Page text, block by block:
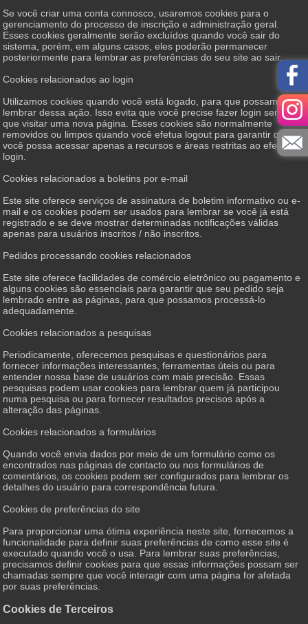
Se você criar uma conta connosco, usaremos cookies para o
gerenciamento do processo de inscrição e administração geral.
Esses cookies geralmente serão excluídos quando você sair do
sistema, porém, em alguns casos, eles poderão permanecer
posteriormente para lembrar as preferências do seu site ao sair.
Cookies relacionados ao login
Utilizamos cookies quando você está logado, para que possamos
lembrar dessa ação. Isso evita que você precise fazer login sempre
que visitar uma nova página. Esses cookies são normalmente
removidos ou limpos quando você efetua logout para garantir que
você possa acessar apenas a recursos e áreas restritas ao efetuar
login.
Cookies relacionados a boletins por e-mail
Este site oferece serviços de assinatura de boletim informativo ou e-
mail e os cookies podem ser usados ​​para lembrar se você já está
registrado e se deve mostrar determinadas notificações válidas
apenas para usuários inscritos / não inscritos.
Pedidos processando cookies relacionados
Este site oferece facilidades de comércio eletrônico ou pagamento e
alguns cookies são essenciais para garantir que seu pedido seja
lembrado entre as páginas, para que possamos processá-lo
adequadamente.
Cookies relacionados a pesquisas
Periodicamente, oferecemos pesquisas e questionários para
fornecer informações interessantes, ferramentas úteis ou para
entender nossa base de usuários com mais precisão. Essas
pesquisas podem usar cookies para lembrar quem já participou
numa pesquisa ou para fornecer resultados precisos após a
alteração das páginas.
Cookies relacionados a formulários
Quando você envia dados por meio de um formulário como os
encontrados nas páginas de contacto ou nos formulários de
comentários, os cookies podem ser configurados para lembrar os
detalhes do usuário para correspondência futura.
Cookies de preferências do site
Para proporcionar uma ótima experiência neste site, fornecemos a
funcionalidade para definir suas preferências de como esse site é
executado quando você o usa. Para lembrar suas preferências,
precisamos definir cookies para que essas informações possam ser
chamadas sempre que você interagir com uma página for afetada
por suas preferências.
Cookies de Terceiros